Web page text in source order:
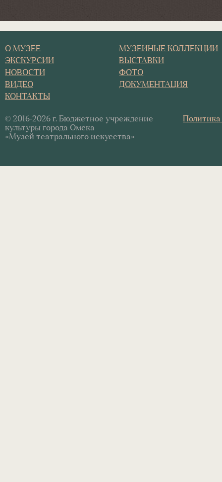
О МУЗЕЕ
МУЗЕЙНЫЕ КОЛЛЕКЦИИ
ЭКСКУРСИИ
ВЫСТАВКИ
НОВОСТИ
ФОТО
ВИДЕО
ДОКУМЕНТАЦИЯ
КОНТАКТЫ
© 2016-2026 г. Бюджетное учреждение
культуры города Омска
«Музей театрального искусства»